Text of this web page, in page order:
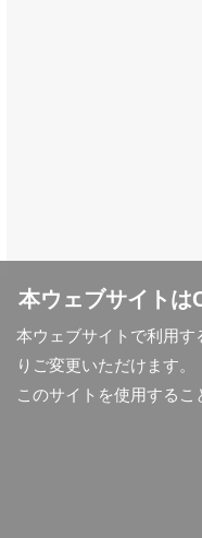
本ウェブサイト
本ウェブサイトで利用
りご変更いただけます。
このサイトを使用する